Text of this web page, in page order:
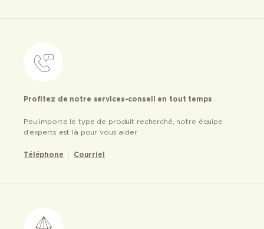
Profitez de notre services-conseil en tout temps
Peu importe le type de produit recherché, notre équipe
d’experts est là pour vous aider
Téléphone Courriel